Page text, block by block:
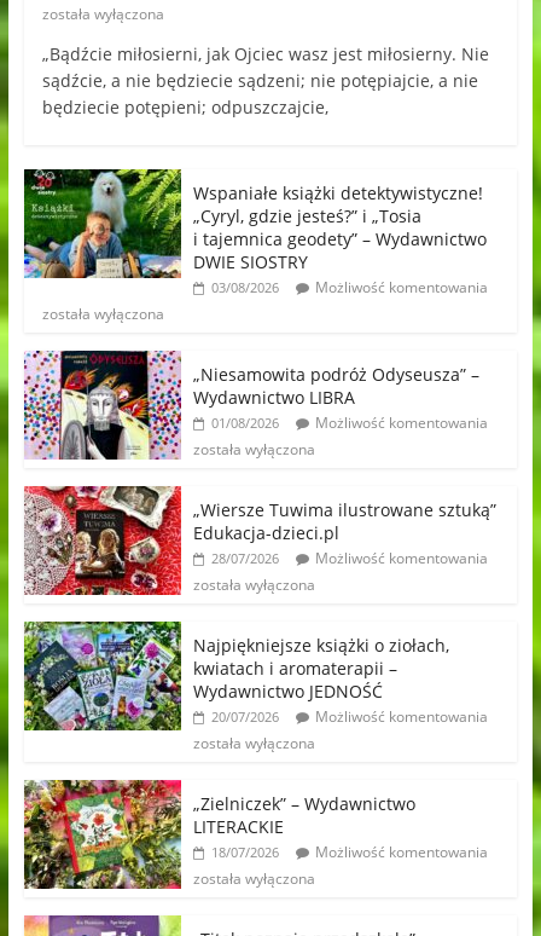
została wyłączona
„Bądźcie miłosierni, jak Ojciec wasz jest miłosierny. Nie
sądźcie, a nie będziecie sądzeni; nie potępiajcie, a nie
będziecie potępieni; odpuszczajcie,
Wspaniałe książki detektywistyczne!
„Cyryl, gdzie jesteś?” i „Tosia
i tajemnica geodety” – Wydawnictwo
DWIE SIOSTRY
03/08/2026
Możliwość komentowania
została wyłączona
„Niesamowita podróż Odyseusza” –
Wydawnictwo LIBRA
01/08/2026
Możliwość komentowania
została wyłączona
„Wiersze Tuwima ilustrowane sztuką”
Edukacja-dzieci.pl
28/07/2026
Możliwość komentowania
została wyłączona
Najpiękniejsze książki o ziołach,
kwiatach i aromaterapii –
Wydawnictwo JEDNOŚĆ
20/07/2026
Możliwość komentowania
została wyłączona
„Zielniczek” – Wydawnictwo
LITERACKIE
18/07/2026
Możliwość komentowania
została wyłączona